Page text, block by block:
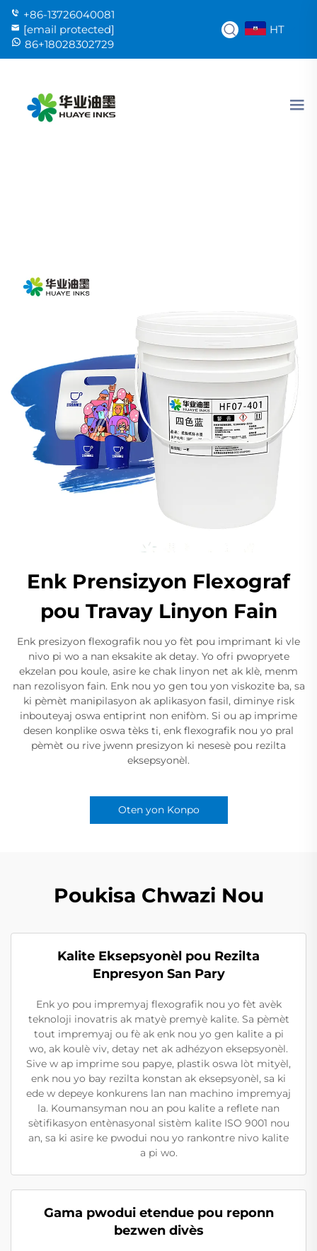
+86-13726040081
[email protected]
86+18028302729
HT
Enk Prensizyon Flexograf
pou Travay Linyon Fain
Enk presizyon flexografik nou yo fèt pou imprimant ki vle
nivo pi wo a nan eksakite ak detay. Yo ofri pwopryete
ekzelan pou koule, asire ke chak linyon net ak klè, menm
nan rezolisyon fain. Enk nou yo gen tou yon viskozite ba, sa
ki pèmèt manipilasyon ak aplikasyon fasil, diminye risk
inbouteyaj oswa entiprint non enifòm. Si ou ap imprime
desen konplike oswa tèks ti, enk flexografik nou yo pral
pèmèt ou rive jwenn presizyon ki nesesè pou rezilta
eksepsyonèl.
Oten yon Konpo
Poukisa Chwazi Nou
Kalite Eksepsyonèl pou Rezilta
Enpresyon San Pary
Enk yo pou impremyaj flexografik nou yo fèt avèk
teknoloji inovatris ak matyè premyè kalite. Sa pèmèt
tout impremyaj ou fè ak enk nou yo gen kalite a pi
wo, ak koulè viv, detay net ak adhézyon eksepsyonèl.
Sive w ap imprime sou papye, plastik oswa lòt mityèl,
enk nou yo bay rezilta konstan ak eksepsyonèl, sa ki
ede w depeye konkurens lan nan machino impremyaj
la. Koumansyman nou an pou kalite a reflete nan
sètifikasyon entènasyonal sistèm kalite ISO 9001 nou
an, sa ki asire ke pwodui nou yo rankontre nivo kalite
a pi wo.
Gama pwodui etendue pou reponn
bezwen divès